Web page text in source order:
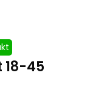
18-45